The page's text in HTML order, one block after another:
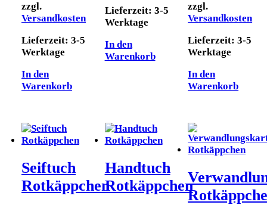
zzgl.
Versandkosten
Lieferzeit: 3-5
Werktage
In den
Warenkorb
Lieferzeit: 3-5
Werktage
In den
Warenkorb
zzgl.
Versandkosten
Lieferzeit:3-5
Werktage
In den
Warenkorb
Seiftuch
Rotkäppchen
Handtuch
Rotkäppchen